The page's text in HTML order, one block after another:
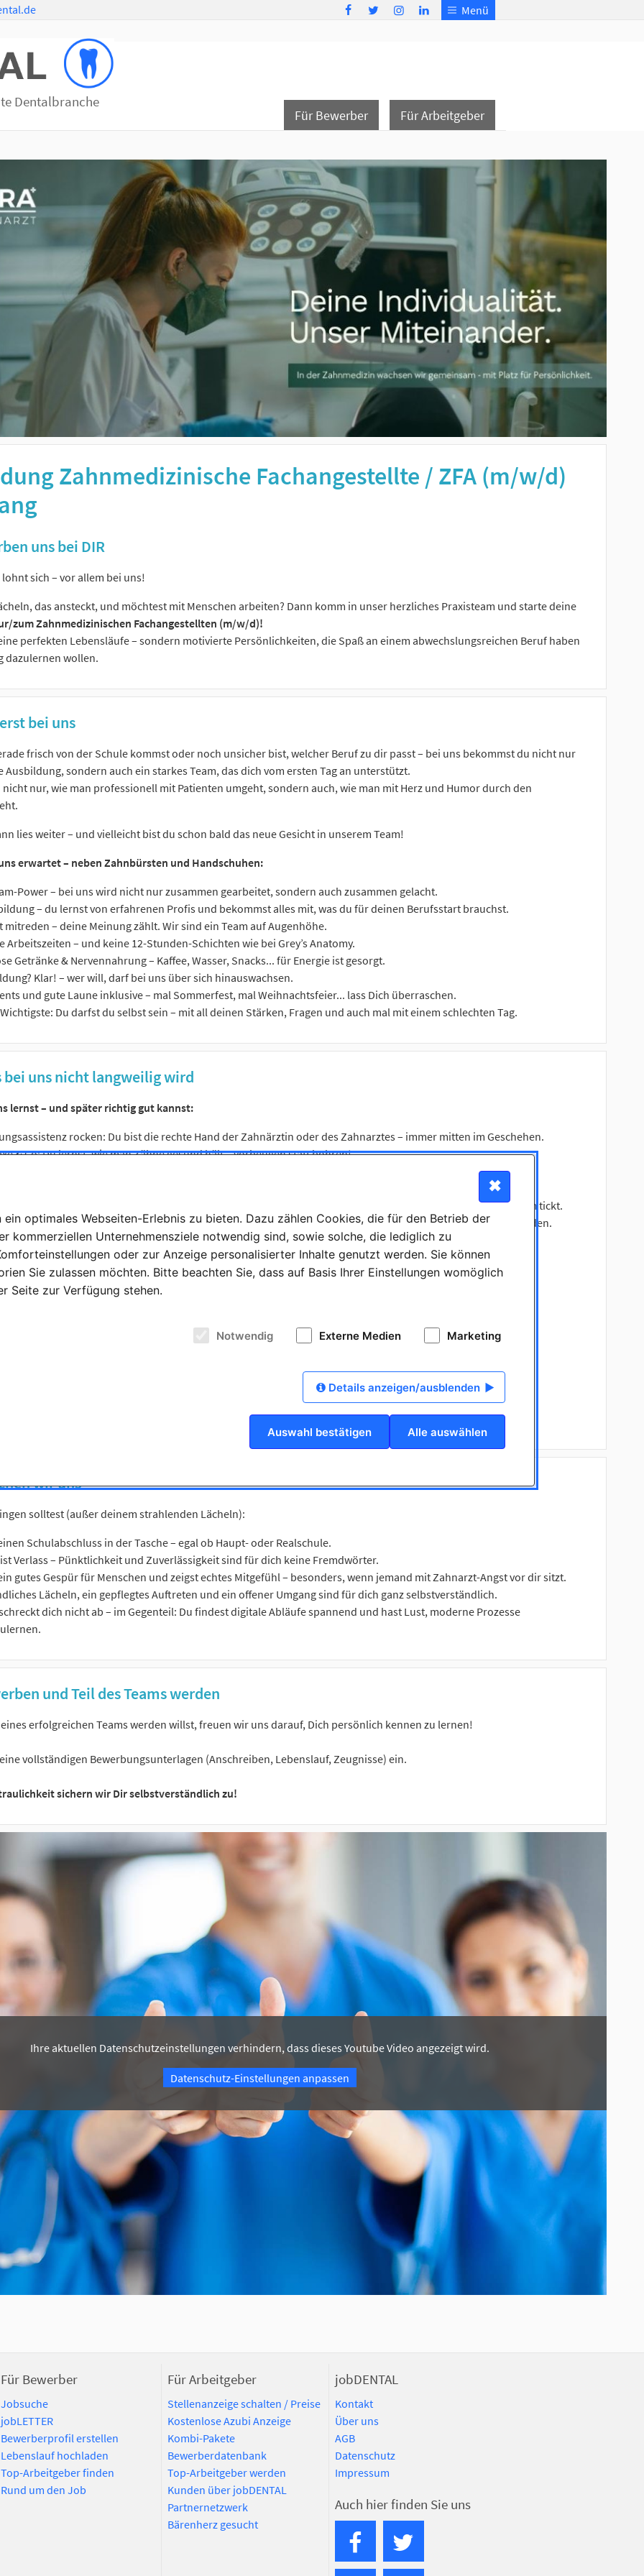
Menü
Dentalbranche
Für Bewerber Für Arbeitgeber
Zahnmedizinische Fachangestellte / ZFA (m/w/d)
uns bei DIR
sich – vor allem bei uns!
das ansteckt, und möchtest mit Menschen arbeiten? Dann komm in unser herzliches Praxisteam und starte deine
zum Zahnmedizinischen Fachangestellten (m/w/d)!
perfekten Lebensläufe – sondern motivierte Persönlichkeiten, die Spaß an einem abwechslungsreichen Beruf haben
dazulernen wollen.
bei uns
frisch von der Schule kommst oder noch unsicher bist, welcher Beruf zu dir passt – bei uns bekommst du nicht nur
sondern auch ein starkes Team, das dich vom ersten Tag an unterstützt.
nur, wie man professionell mit Patienten umgeht, sondern auch, wie man mit Herz und Humor durch den
lies weiter – und vielleicht bist du schon bald das neue Gesicht in unserem Team!
erwartet – neben Zahnbürsten und Handschuhen:
Power – bei uns wird nicht nur zusammen gearbeitet, sondern auch zusammen gelacht.
– du lernst von erfahrenen Profis und bekommst alles mit, was du für deinen Berufsstart brauchst.
mitreden – deine Meinung zählt. Wir sind ein Team auf Augenhöhe.
Arbeitszeiten – und keine 12-Stunden-Schichten wie bei Grey’s Anatomy.
Getränke & Nervennahrung – Kaffee, Wasser, Snacks... für Energie ist gesorgt.
Klar! – wer will, darf bei uns über sich hinauswachsen.
und gute Laune inklusive – mal Sommerfest, mal Weihnachtsfeier... lass Dich überraschen.
Du darfst du selbst sein – mit all deinen Stärken, Fragen und auch mal mit einem schlechten Tag.
bei uns nicht langweilig wird
lernst – und später richtig gut kannst:
rocken: Du bist die rechte Hand der Zahnärztin oder des Zahnarztes – immer mitten im Geschehen.
& Co: Du lernst, wie man Zähne gesund hält – vorbeugen statt bohren!
Du behältst den Überblick – von der Terminvergabe bis zur richtigen Aktenablage.
Abläufe: Du arbeitest mit modernen Praxisprogrammen und weißt bald genau, wie das Praxisverwaltungssystem tickt.
verstehen: Klingt trocken – ist aber wichtig! Du blickst bald durch, wie Leistungen korrekt abgerechnet werden.
& Datenschutz: Ob mit Patienten oder im Team – du lernst, wie man klar, freundlich und professionell
Keine Sorge, Jura musst du nicht studieren – aber du bekommst das nötige Wissen über die wichtigsten
Grundlagen.
Patienten da sein: Vor, während und nach der Behandlung – du bist freundlich, aufmerksam und hilfsbereit.
einhalten: Du achtest auf Sauberkeit und Sicherheit – immer.
& Verwaltung: Du pflegst Patientendaten, organisierst Termine und unterstützt im Hintergrund.
wir uns
solltest (außer deinem strahlenden Lächeln):
Schulabschluss in der Tasche – egal ob Haupt- oder Realschule.
Verlass – Pünktlichkeit und Zuverlässigkeit sind für dich keine Fremdwörter.
gutes Gespür für Menschen und zeigst echtes Mitgefühl – besonders, wenn jemand mit Zahnarzt-Angst vor dir sitzt.
Lächeln, ein gepflegtes Auftreten und ein offener Umgang sind für dich ganz selbstverständlich.
dich nicht ab – im Gegenteil: Du findest digitale Abläufe spannend und hast Lust, moderne Prozesse
und Teil des Teams werden
erfolgreichen Teams werden willst, freuen wir uns darauf, Dich persönlich kennen zu lernen!
vollständigen Bewerbungsunterlagen (Anschreiben, Lebenslauf, Zeugnisse) ein.
sichern wir Dir selbstverständlich zu!
Ihre aktuellen Datenschutzeinstellungen verhindern, dass dieses Youtube Video angezeigt wird.
Datenschutz-Einstellungen anpassen
Für Bewerber
Jobsuche
jobLETTER
Bewerberprofil erstellen
Lebenslauf hochladen
Top-Arbeitgeber finden
Rund um den Job
Für Arbeitgeber
Stellenanzeige schalten / Preise
Kostenlose Azubi Anzeige
Kombi-Pakete
Bewerberdatenbank
Top-Arbeitgeber werden
Kunden über jobDENTAL
Partnernetzwerk
Bärenherz gesucht
jobDENTAL
Kontakt
Über uns
AGB
Datenschutz
Impressum
Auch hier finden Sie uns
optimales Webseiten-Erlebnis zu bieten. Dazu zählen Cookies, die für den Betrieb der
kommerziellen Unternehmensziele notwendig sind, sowie solche, die lediglich zu
oder zur Anzeige personalisierter Inhalte genutzt werden. Sie können
Sie zulassen möchten. Bitte beachten Sie, dass auf Basis Ihrer Einstellungen womöglich
Seite zur Verfügung stehen.
Notwendig Externe Medien Marketing
Details anzeigen/ausblenden
Auswahl bestätigen Alle auswählen
✖